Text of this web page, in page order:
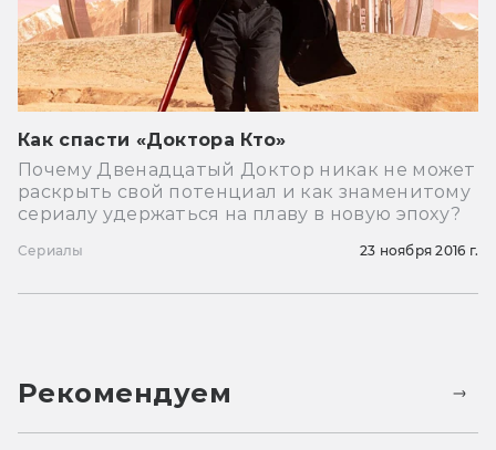
Как спасти «Доктора Кто»
Почему Двенадцатый Доктор никак не может
раскрыть свой потенциал и как знаменитому
сериалу удержаться на плаву в новую эпоху?
Сериалы 23 ноября 2016 г.
Рекомендуем